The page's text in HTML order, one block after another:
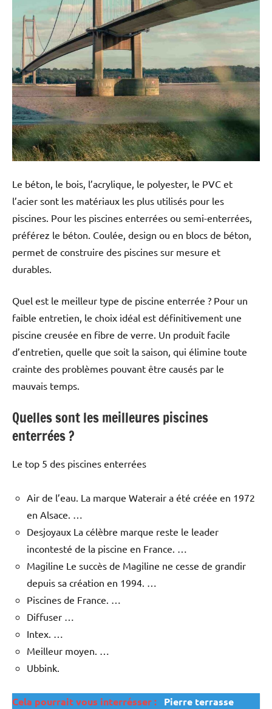
Le béton, le bois, l’acrylique, le polyester, le PVC et
l’acier sont les matériaux les plus utilisés pour les
piscines. Pour les piscines enterrées ou semi-enterrées,
préférez le béton. Coulée, design ou en blocs de béton,
permet de construire des piscines sur mesure et
durables.
Quel est le meilleur type de piscine enterrée ? Pour un
faible entretien, le choix idéal est définitivement une
piscine creusée en fibre de verre. Un produit facile
d’entretien, quelle que soit la saison, qui élimine toute
crainte des problèmes pouvant être causés par le
mauvais temps.
Quelles sont les meilleures piscines
enterrées ?
Le top 5 des piscines enterrées
Air de l’eau. La marque Waterair a été créée en 1972
en Alsace. …
Desjoyaux La célèbre marque reste le leader
incontesté de la piscine en France. …
Magiline Le succès de Magiline ne cesse de grandir
depuis sa création en 1994. …
Piscines de France. …
Diffuser …
Intex. …
Meilleur moyen. …
Ubbink.
Cela pourrait vous interrésser :
Pierre terrasse